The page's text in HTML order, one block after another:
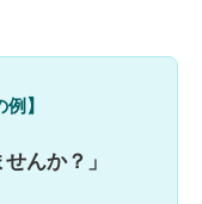
】
んか？」